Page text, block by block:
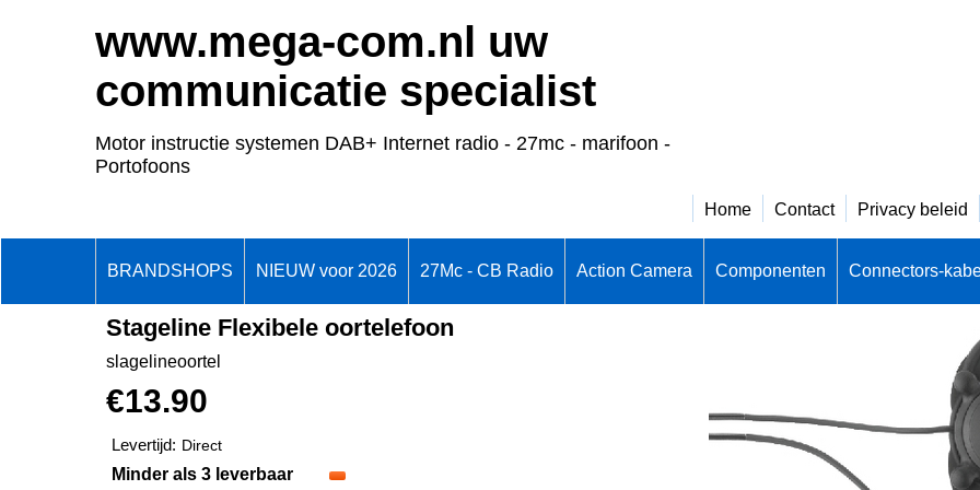
www.mega-com.nl uw
communicatie specialist
Motor instructie systemen DAB+ Internet radio - 27mc - marifoon -
Portofoons
Home Contact Privacy beleid
BRANDSHOPS NIEUW voor 2026 27Mc - CB Radio Action Camera Componenten Connectors-
Stageline Flexibele oortelefoon
slagelineoortel
€13.90
Levertijd: Direct
Minder als 3 leverbaar